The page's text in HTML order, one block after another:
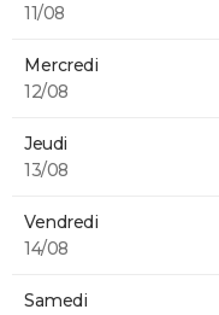
11/08
Mercredi
12/08
Jeudi
13/08
Vendredi
14/08
Samedi